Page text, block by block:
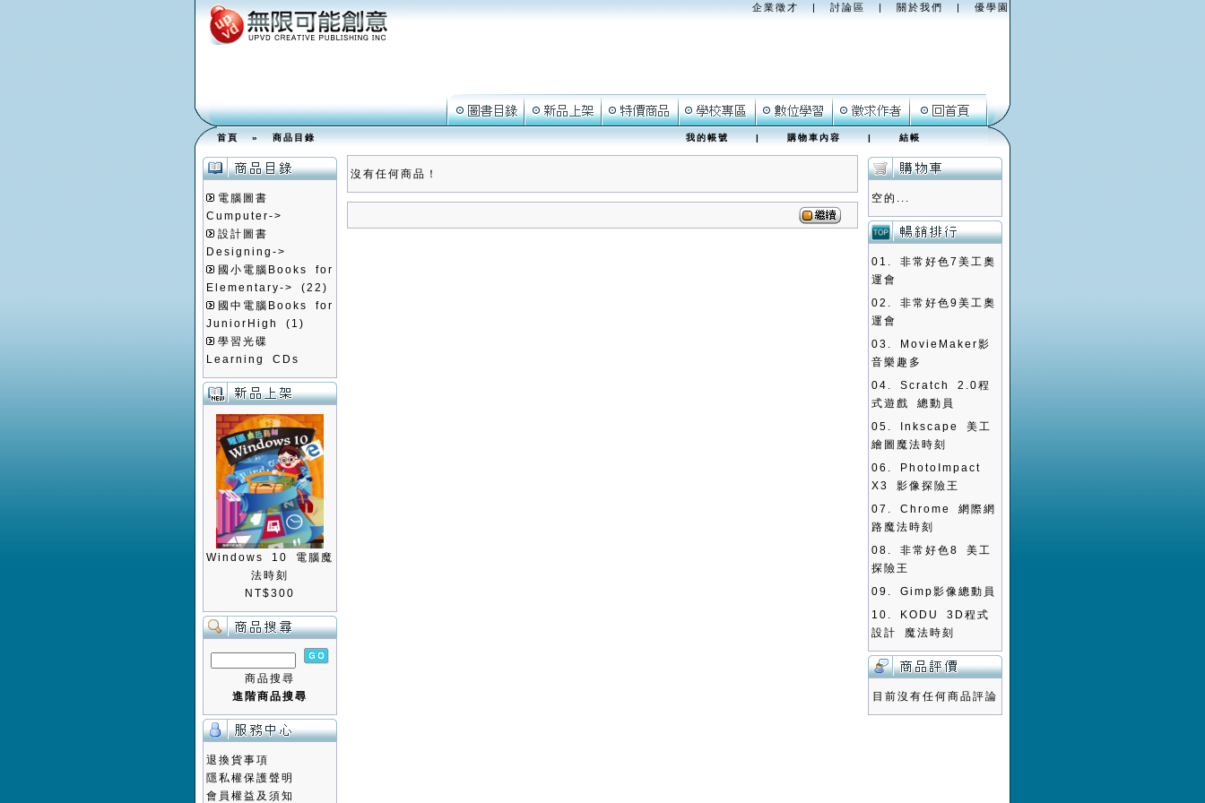
企業徵才 | 討論區 | 關於我們 | 優學園
首頁»商品目錄 我的帳號|購物車內容|結帳
電腦圖書
Cumputer->
設計圖書
Designing->
國小電腦Books for
Elementary->
(22)
國中電腦Books for
JuniorHigh
(1)
學習光碟
Learning CDs
Windows 10 電腦魔
法時刻
NT$300
商品搜尋
進階商品搜尋
退換貨事項
隱私權保護聲明
會員權益及須知
沒有任何商品！
空的...
01. 非常好色7美工奧
運會
02. 非常好色9美工奧
運會
03.
MovieMaker影
音樂趣多
04. Scratch 2.0程
式遊戲 總動員
05.
Inkscape 美工
繪圖魔法時刻
06.
PhotoImpact
X3 影像探險王
07. Chrome 網際網
路魔法時刻
08. 非常好色8 美工
探險王
09. Gimp影像總動員
10.
KODU 3D程式
設計 魔法時刻
目前沒有任何商品評論